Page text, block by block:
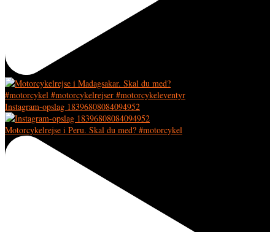
Instagram-opslag 18396808084094952
Motorcykelrejse i Peru. Skal du med? #motorcykel